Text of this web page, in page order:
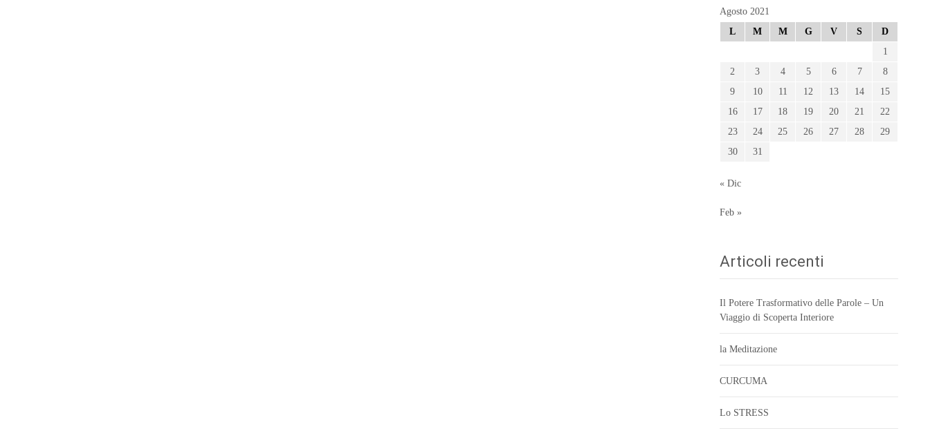
Agosto 2021
L
M M G V S
D
1
2
3 4 5 6 7
8
9
10 11 12 13 14
15
16
17 18 19 20 21
22
23
24 25 26 27 28
29
30
31
« Dic
Feb »
Articoli recenti
Il Potere Trasformativo delle Parole – Un
Viaggio di Scoperta Interiore
la Meditazione
CURCUMA
Lo STRESS